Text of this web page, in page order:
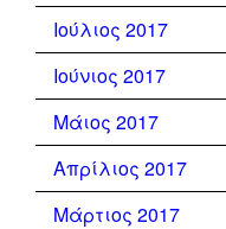
Ιούλιος 2017
Ιούνιος 2017
Μάιος 2017
Απρίλιος 2017
Μάρτιος 2017